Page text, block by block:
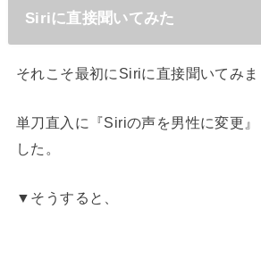
Siriに直接聞いてみた
それこそ最初にSiriに直接聞いてみま
単刀直入に『Siriの声を男性に変更
した。
▼そうすると、